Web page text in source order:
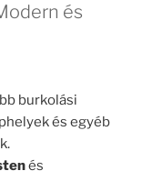
és
burkolási
és egyéb
és